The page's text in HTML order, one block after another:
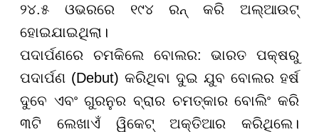
୨୪.୫ ଓଭରରେ ୧୯୪ ରନ୍ କରି ଅଲ୍ଆଉଟ୍
ହୋଇଯାଇଥିଲା।
ପଦାର୍ପଣରେ ଚମକିଲେ ବୋଲର: ଭାରତ ପକ୍ଷରୁ
ପଦାର୍ପଣ (Debut) କରିଥିବା ଦୁଇ ଯୁବ ବୋଲର ହର୍ଷ
ଦୁବେ ଏବଂ ଗୁରନୁର ବ୍ରାର ଚମତ୍କାର ବୋଲିଂ କରି
୩ଟି ଲେଖାଏଁ ୱିକେଟ୍ ଅକ୍ତିଆର କରିଥିଲେ।